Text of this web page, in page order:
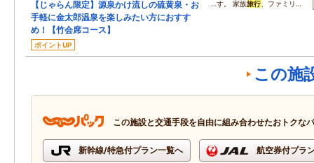
【じゃらん限定】源泉かけ流しの硫黄泉・お
手軽に金太郎温泉を楽しみたい方におすす
め！【竹会席コース】
ポイントUP
…す。 家族旅行、ファミリ…
この施
この施設と交通手段を自由に組み合わせたおトクな
新幹線/特急付プラン一覧へ 航空券付プラ